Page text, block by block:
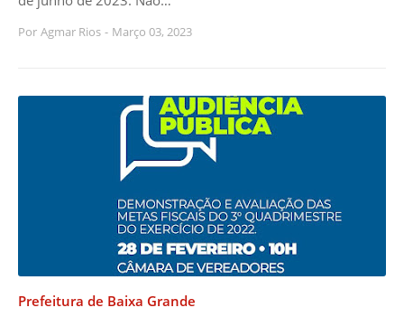
Por Agmar Rios - Março 03, 2023
Prefeitura de Baixa Grande